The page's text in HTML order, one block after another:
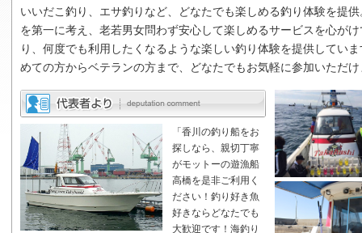
いいだこ釣り、エサ釣りなど、どなたでも楽しめる釣り体験を提
を第一に考え、老若男女問わず安心して楽しめるサービスを心がけ
り、何度でも利用したくなるような楽しい釣り体験を提供してい
めての方からベテランの方まで、どなたでもお気軽に参加いただ
「香川の釣り船をお
探しなら、親切丁寧
がモットーの遊漁船
高橋を是非ご利用く
ださい！釣り好き魚
好きならどなたでも
大歓迎です！海釣り